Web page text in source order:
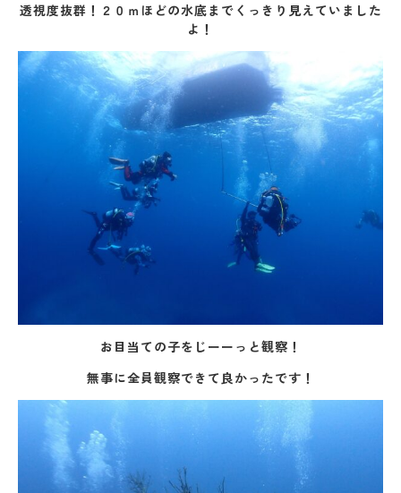
透視度抜群！２０ｍほどの水底までくっきり見えていました
よ！
お目当ての子をじーーっと観察！
無事に全員観察できて良かったです！